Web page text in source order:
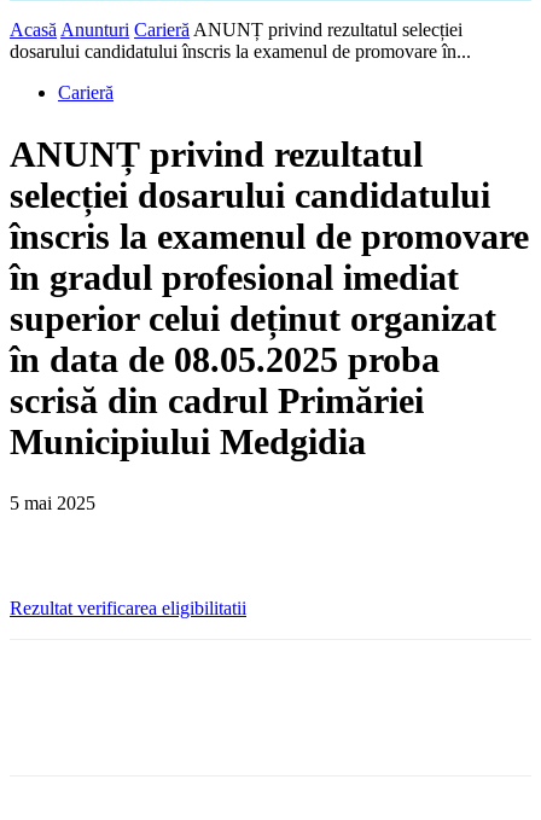
Acasă Anunturi Carieră ANUNȚ privind rezultatul selecției
dosarului candidatului înscris la examenul de promovare în...
Carieră
ANUNȚ privind rezultatul
selecției dosarului candidatului
înscris la examenul de promovare
în gradul profesional imediat
superior celui deținut organizat
în data de 08.05.2025 proba
scrisă din cadrul Primăriei
Municipiului Medgidia
5 mai 2025
Rezultat verificarea eligibilitatii